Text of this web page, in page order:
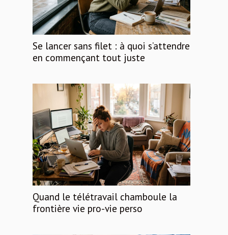
Se lancer sans filet : à quoi s’attendre
en commençant tout juste
Quand le télétravail chamboule la
frontière vie pro-vie perso